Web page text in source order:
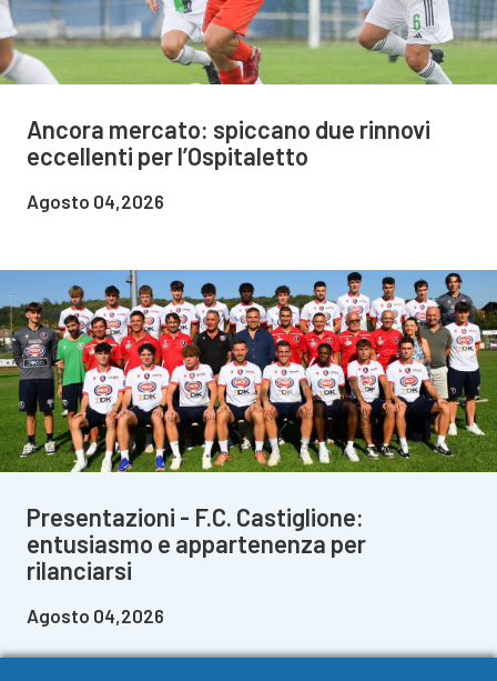
Ancora mercato: spiccano due rinnovi
eccellenti per l’Ospitaletto
Agosto 04,2026
Presentazioni - F.C. Castiglione:
entusiasmo e appartenenza per
rilanciarsi
Agosto 04,2026